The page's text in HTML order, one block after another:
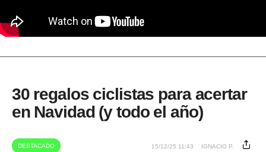
30 regalos ciclistas para acertar
en Navidad (y todo el año)
DESTACADO 15/12/25 11:43 IGNACIO P.